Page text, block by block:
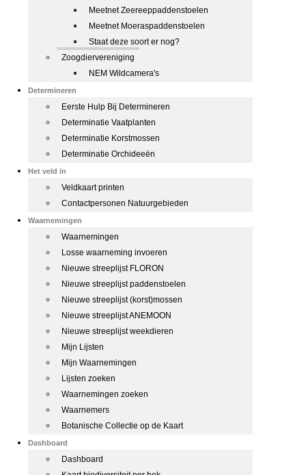
Meetnet Zeereeppaddenstoelen
Meetnet Moeraspaddenstoelen
Staat deze soort er nog?
Zoogdiervereniging
NEM Wildcamera's
Determineren
Eerste Hulp Bij Determineren
Determinatie Vaatplanten
Determinatie Korstmossen
Determinatie Orchideeën
Het veld in
Veldkaart printen
Contactpersonen Natuurgebieden
Waarnemingen
Waarnemingen
Losse waarneming invoeren
Nieuwe streeplijst FLORON
Nieuwe streeplijst paddenstoelen
Nieuwe streeplijst (korst)mossen
Nieuwe streeplijst ANEMOON
Nieuwe streeplijst weekdieren
Mijn Lijsten
Mijn Waarnemingen
Lijsten zoeken
Waarnemingen zoeken
Waarnemers
Botanische Collectie op de Kaart
Dashboard
Dashboard